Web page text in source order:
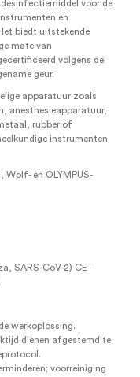
desinfectiemiddel voor de
en
biedt uitstekende
mate van
volgens de
geur.
apparatuur zoals
anesthesieapparatuur,
rubber of
instrumenten
en OLYMPUS-
SARS-CoV-2) CE-
werkoplossing.
dienen afgestemd te
voorreiniging